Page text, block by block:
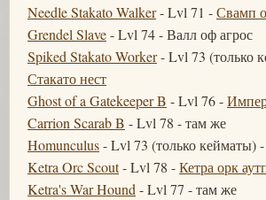
Needle Stakato Walker- Lvl 71 -Свамп
Grendel Slave- Lvl 74 - Валл оф агрос
Spiked Stakato Worker- Lvl 73 (только
Стакато нест
Ghost of a Gatekeeper B - Lvl 76 -
Carrion Scarab B - Lvl 78 - там же
Homunculus- Lvl 73 (только кейматы)
Ketra Orc Scout- Lvl 78 -Кетра орк
Ketra's War Hound - Lvl 77 - там же